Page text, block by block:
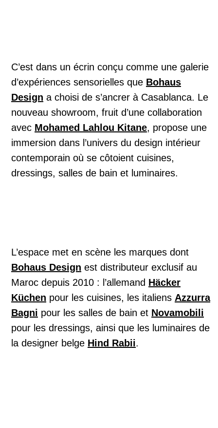
C’est dans un écrin conçu comme une galerie
d’expériences sensorielles que Bohaus
Design a choisi de s’ancrer à Casablanca. Le
nouveau showroom, fruit d’une collaboration
avec Mohamed Lahlou Kitane, propose une
immersion dans l’univers du design intérieur
contemporain où se côtoient cuisines,
dressings, salles de bain et luminaires.
L’espace met en scène les marques dont
Bohaus Design est distributeur exclusif au
Maroc depuis 2010 : l’allemand Häcker
Küchen pour les cuisines, les italiens Azzurra
Bagni pour les salles de bain et Novamobili
pour les dressings, ainsi que les luminaires de
la designer belge Hind Rabii.